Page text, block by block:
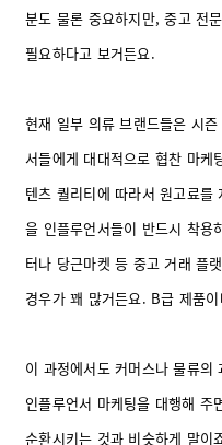
분도 물론 중요하지만, 중고 전
필요하다고 보거든요.
현재 일부 의류 브랜드들은 시
서들에게 대대적으로 협찬 마
텐츠 퀄리티에 따라서 원고료
을 인플루언서들이 반드시 착용
터나 당근마켓 등 중고 거래 플
경우가 꽤 많거든요. B급 제품
이 과정에서도 커머스나 물류의
인플루언서 마케팅을 대행해 주
순환시키는 것과 비슷하게 말이